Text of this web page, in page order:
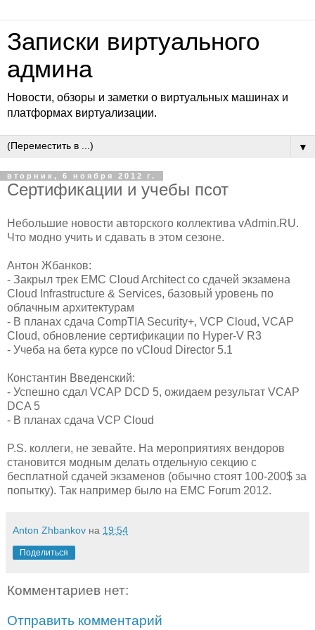
Записки виртуального
админа
Новости, обзоры и заметки о виртуальных машинах и
платформах виртуализации.
▼
вторник, 6 ноября 2012 г.
Сертификации и учебы псот
Небольшие новости авторского коллектива vAdmin.RU.
Что модно учить и сдавать в этом сезоне.
Антон Жбанков:
- Закрыл трек EMC Cloud Architect со сдачей экзамена
Cloud Infrastructure & Services, базовый уровень по
облачным архитектурам
- В планах сдача CompTIA Security+, VCP Cloud, VCAP
Cloud, обновление сертификации по Hyper-V R3
- Учеба на бета курсе по vCloud Director 5.1
Константин Введенский:
- Успешно сдал VCAP DCD 5, ожидаем результат VCAP
DCA 5
- В планах сдача VCP Cloud
P.S. коллеги, не зевайте. На мероприятиях вендоров
становится модным делать отдельную секцию с
бесплатной сдачей экзаменов (обычно стоят 100-200$ за
попытку). Так например было на EMC Forum 2012.
Anton Zhbankov на 19:54
Поделиться
Комментариев нет:
Отправить комментарий